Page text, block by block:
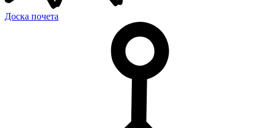
Доска почета